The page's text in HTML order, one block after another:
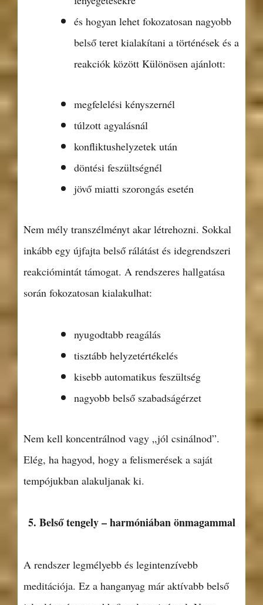
és hogyan lehet fokozatosan nagyobb
belső teret kialakítani a történések és a
reakciók között Különösen ajánlott:
megfelelési kényszernél
túlzott agyalásnál
konfliktushelyzetek után
döntési feszültségnél
jövő miatti szorongás esetén
Nem mély transzélményt akar létrehozni. Sokkal
inkább egy újfajta belső rálátást és idegrendszeri
reakciómintát támogat. A rendszeres hallgatása
során fokozatosan kialakulhat:
nyugodtabb reagálás
tisztább helyzetértékelés
kisebb automatikus feszültség
nagyobb belső szabadságérzet
Nem kell koncentrálnod vagy „jól csinálnod”.
Elég, ha hagyod, hogy a felismerések a saját
tempójukban alakuljanak ki.
5. Belső tengely – harmóniában önmagammal
A rendszer legmélyebb és legintenzívebb
meditációja. Ez a hanganyag már aktívabb belső